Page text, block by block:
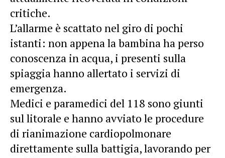
critiche.
L’allarme è scattato nel giro di pochi
istanti: non appena la bambina ha perso
conoscenza in acqua, i presenti sulla
spiaggia hanno allertato i servizi di
emergenza.
Medici e paramedici del 118 sono giunti
sul litorale e hanno avviato le procedure
di rianimazione cardiopolmonare
direttamente sulla battigia, lavorando per